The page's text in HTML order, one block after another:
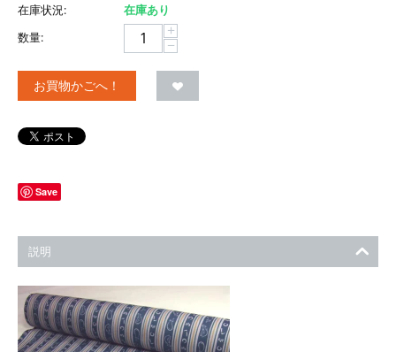
在庫状況:
在庫あり
数量:
+
−
お買物かごへ！
Save
説明